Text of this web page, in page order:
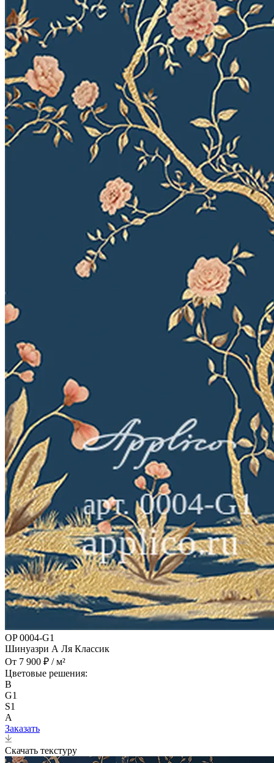
OP 0004-G1
Шинуазри А Ля Классик
От 7 900 ₽ / м²
Цветовые решения:
B
G1
S1
A
Заказать
Скачать текстуру